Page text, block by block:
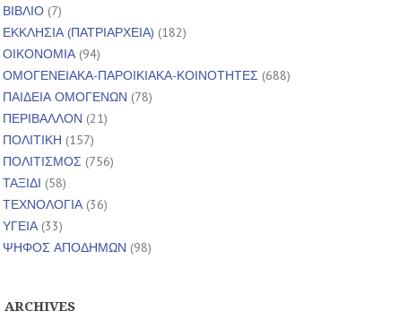
ΒΙΒΛΙΟ (7)
ΕΚΚΛΗΣΙΑ (ΠΑΤΡΙΑΡΧΕΙΑ) (182)
ΟΙΚΟΝΟΜΙΑ(94)
ΟΜΟΓΕΝΕΙΑΚΑ-ΠΑΡΟΙΚΙΑΚΑ-ΚΟΙΝΟΤΗΤΕΣ (688)
ΠΑΙΔΕΙΑ ΟΜΟΓΕΝΩΝ (78)
ΠΕΡΙΒΑΛΛΟΝ (21)
ΠΟΛΙΤΙΚΗ (157)
ΠΟΛΙΤΙΣΜΟΣ (756)
ΤΑΞΙΔΙ (58)
ΤΕΧΝΟΛΟΓΙΑ(36)
ΥΓΕΙΑ(33)
ΨΗΦΟΣ ΑΠΟΔΗΜΩΝ (98)
ARCHIVES